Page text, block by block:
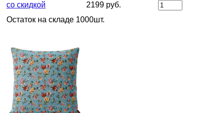
со скидкой
2199 руб.
Остаток на складе 1000шт.